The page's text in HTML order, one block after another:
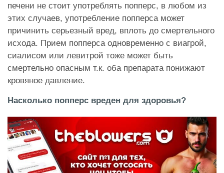
печени не стоит употреблять попперс, в любом из
этих случаев, употребление попперса может
причинить серьезный вред, вплоть до смертельного
исхода. Прием попперса одновременно с виагрой,
сиалисом или левитрой тоже может быть
смертельно опасным т.к. оба препарата понижают
кровяное давление.
Насколько попперс вреден для здоровья?